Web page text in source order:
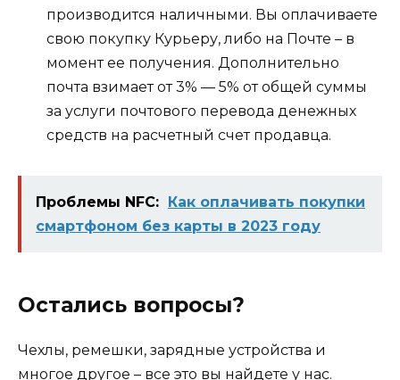
производится наличными. Вы оплачиваете
свою покупку Курьеру, либо на Почте – в
момент ее получения. Дополнительно
почта взимает от 3% — 5% от общей суммы
за услуги почтового перевода денежных
средств на расчетный счет продавца.
Проблемы NFC: Как оплачивать покупки
смартфоном без карты в 2023 году
Остались вопросы?
Чехлы, ремешки, зарядные устройства и
многое другое – все это вы найдете у нас.